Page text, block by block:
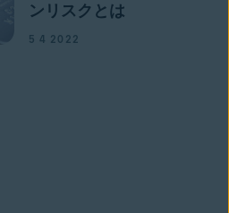
ンリスクとは
5 4 2022